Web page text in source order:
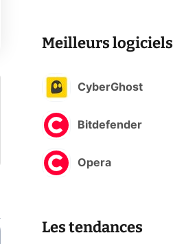
Meilleurs logiciels
CyberGhost
Bitdefender
Opera
Les tendances